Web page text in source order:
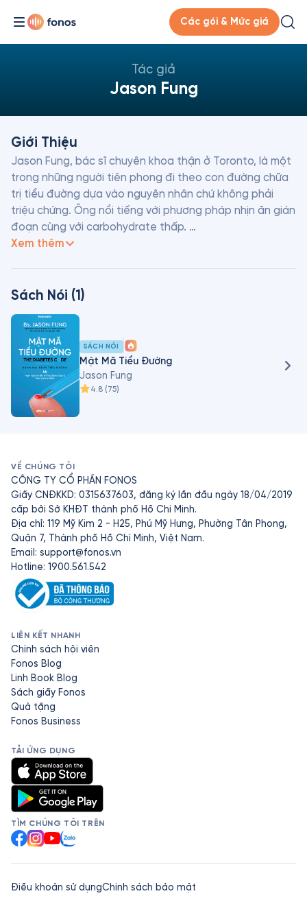
Các gói & Mức giá
Tác giả
Jason Fung
Giới Thiệu
Jason Fung, bác sĩ chuyên khoa thận ở Toronto, là một
trong những người tiên phong đi theo con đường chữa
trị tiểu đường dựa vào nguyên nhân chứ không phải
triệu chứng. Ông nổi tiếng với phương pháp nhịn ăn gián
đoạn cùng với carbohydrate thấp.
The Longevity Solution, Life in Fasting Lane,... Hiện
thuật thuộc Tạp chí Insulin Resistance, đồng thời là
giám đốc quản lý của tổ chức quốc tế về sức khỏe và
dinh dưỡng Public Health Collaboration tại Canada.
Xem thêm
Sách Nói (1)
SÁCH NÓI
Mật Mã Tiểu Đường
Jason Fung
4.8 (75)
VỀ CHÚNG TÔI
CÔNG TY CỔ PHẦN FONOS
Giấy CNĐKKD: 0315637603, đăng ký lần đầu ngày 18/04/2019
cấp bởi Sở KHĐT thành phố Hồ Chí Minh.
Địa chỉ: 119 Mỹ Kim 2 - H25, Phú Mỹ Hưng, Phường Tân Phong,
Quận 7, Thành phố Hồ Chí Minh, Việt Nam.
Email: support@fonos.vn
Hotline: 1900.561.542
LIÊN KẾT NHANH
Chính sách hội viên
Fonos Blog
Linh Book Blog
Sách giấy Fonos
Quà tặng
Fonos Business
TẢI ỨNG DỤNG
TÌM CHÚNG TÔI TRÊN
Facebook
Instagram
YouTube
Zalo
Điều khoản sử dụngChính sách bảo mật